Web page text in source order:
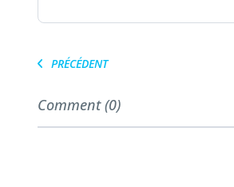
PRÉCÉDENT
Comment (0)